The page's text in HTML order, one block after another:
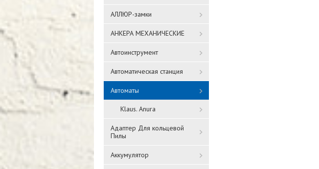
АЛЛЮР-замки
АНКЕРА МЕХАНИЧЕСКИЕ
Автоинструмент
Автоматическая станция
Автоматы
Klaus. Anura
Адаптер Для кольцевой
Пилы
Аккумулятор